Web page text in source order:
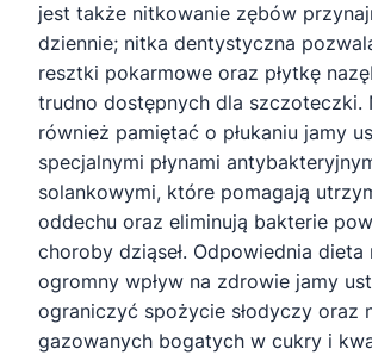
jest także nitkowanie zębów
dziennie; nitka dentystyczna
resztki pokarmowe oraz płytkę
trudno dostępnych dla szczoteczki.
również pamiętać o płukaniu jamy
specjalnymi płynami
solankowymi, które pomagają
oddechu oraz eliminują bakterie
choroby dziąseł. Odpowiednia dieta
ogromny wpływ na zdrowie jamy
ograniczyć spożycie słodyczy oraz
gazowanych bogatych w cukry i